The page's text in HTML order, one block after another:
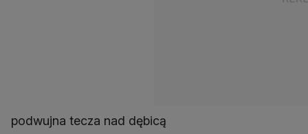
podwujna tecza nad dębicą